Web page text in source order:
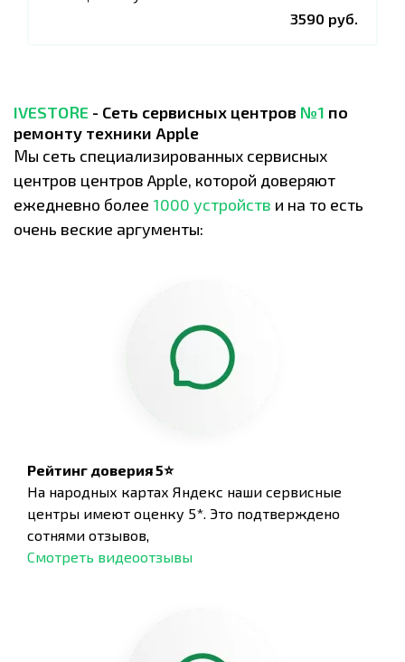
3590 руб.
IVESTORE - Сеть сервисных центров №1 по
ремонту техники Apple
Мы сеть специализированных сервисных
центров центров Apple, которой доверяют
ежедневно более 1000 устройств и на то есть
очень веские аргументы:
Рейтинг доверия 5⭐
На народных картах Яндекс наши сервисные
центры имеют оценку 5*. Это подтверждено
сотнями отзывов,
Смотреть видеоотзывы